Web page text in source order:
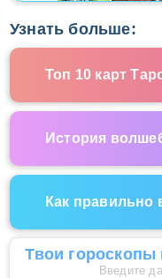
Узнать больше:
Топ 10 карт
История
Как правильно
Твои гороскопы
Введите